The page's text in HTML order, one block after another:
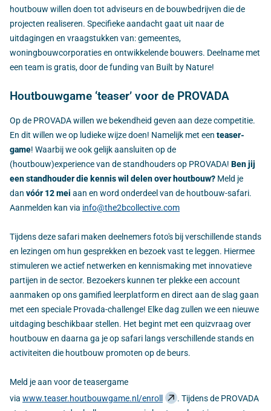
houtbouw willen doen tot adviseurs en de bouwbedrijven die de
projecten realiseren. Specifieke aandacht gaat uit naar de
uitdagingen en vraagstukken van: gemeentes,
woningbouwcorporaties en ontwikkelende bouwers. Deelname met
een team is gratis, door de funding van Built by Nature!
Houtbouwgame ‘teaser’ voor de PROVADA
Op de PROVADA willen we bekendheid geven aan deze competitie.
En dit willen we op ludieke wijze doen! Namelijk met een teaser-
game! Waarbij we ook gelijk aansluiten op de
(houtbouw)experience van de standhouders op PROVADA! Ben jij
een standhouder die kennis wil delen over houtbouw? Meld je
dan vóór 12 mei aan en word onderdeel van de houtbouw-safari.
Aanmelden kan via info@the2bcollective.com
Tijdens deze safari maken deelnemers foto's bij verschillende stands
en lezingen om hun gesprekken en bezoek vast te leggen. Hiermee
stimuleren we actief netwerken en kennismaking met innovatieve
partijen in de sector. Bezoekers kunnen ter plekke een account
aanmaken op ons gamified leerplatform en direct aan de slag gaan
met een speciale Provada-challenge! Elke dag zullen we een nieuwe
uitdaging beschikbaar stellen. Het begint met een quizvraag over
houtbouw en daarna ga je op safari langs verschillende stands en
activiteiten die houtbouw promoten op de beurs.
Meld je aan voor de teasergame
via www.teaser.houtbouwgame.nl/enroll
. Tijdens de PROVADA